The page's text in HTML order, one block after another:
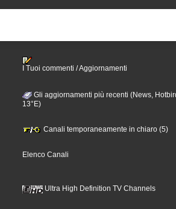
I Tuoi commenti / Aggiornamenti
Gli aggiornamenti più recenti (News,
13°E)
Canali temporaneamente in chiaro (5)
Elenco Canali
Ultra High Definition TV Channels